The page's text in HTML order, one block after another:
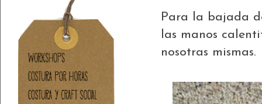
Para la bajada
las manos
nosotras mismas.